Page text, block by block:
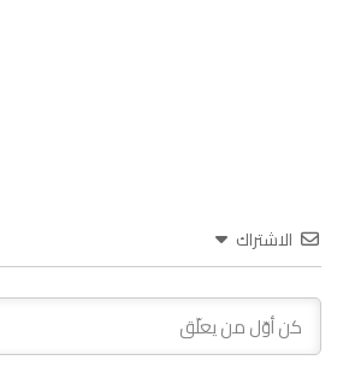
الاشتراك